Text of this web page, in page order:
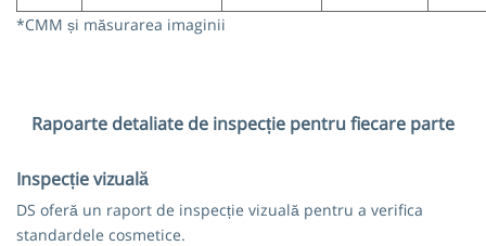
*CMM și măsurarea imaginii
Rapoarte detaliate de inspecție pentru fiecare parte
Inspecție vizuală
DS oferă un raport de inspecție vizuală pentru a verifica
standardele cosmetice.